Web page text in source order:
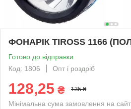
ФОНАРІК TIROSS 1166
Готово до відправки
Код: 1806
Опт і роздріб
128,25 ₴ 135 ₴
Мінімальна сума замовлення на